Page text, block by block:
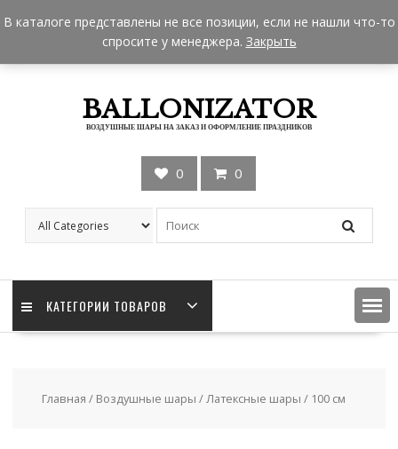
to
+7 962 957-18-50
zakaz@ballonizator.ru
Мы в Москве
Часы работы: 9:00 - 22:00
BALLONIZATOR
ВОЗДУШНЫЕ ШАРЫ НА ЗАКАЗ И ОФОРМЛЕНИЕ ПРАЗДНИКОВ
0 0
КАТЕГОРИИ ТОВАРОВ
Главная / Воздушные шары /Латексные шары / 100 см
В каталоге представлены не все позиции, если не нашли что-то
спросите у менеджера. Закрыть